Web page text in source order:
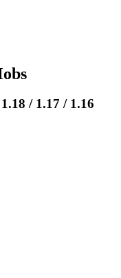
/ 1.17 / 1.16